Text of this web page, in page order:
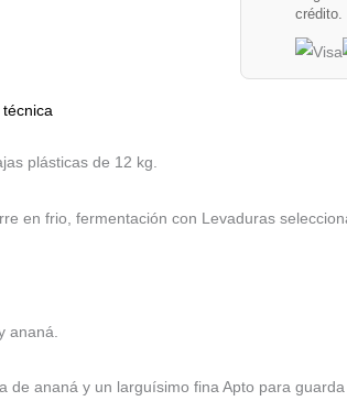
crédito.
plásticas de 12 kg.
en frio, fermentación con Levaduras
ananá.
de ananá y un larguísimo fina Apto para